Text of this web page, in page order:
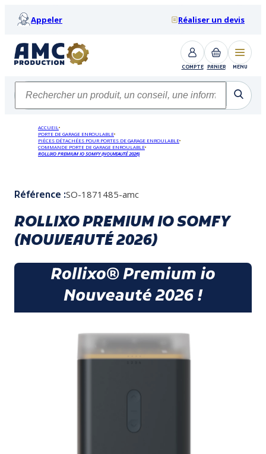
Appeler Réaliser un devis
COMPTE PANIER MENU
ACCUEIL
PORTE DE GARAGE ENROULABLE
PIÈCES DÉTACHÉES POUR PORTES DE GARAGE ENROULABLE
COMMANDE PORTE DE GARAGE ENROULABLE
ROLLIXO PREMIUM IO SOMFY (NOUVEAUTÉ 2026)
Référence :SO-1871485-amc
ROLLIXO PREMIUM IO SOMFY
(NOUVEAUTÉ 2026)